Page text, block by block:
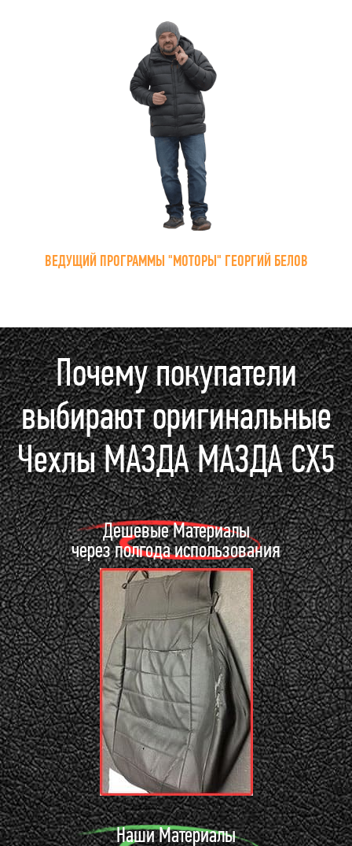
ВЕДУЩИЙ ПРОГРАММЫ "МОТОРЫ" ГЕОРГИЙ БЕЛОВ
Почему покупатели
выбирают оригинальные
Чехлы МАЗДА МАЗДА СХ5
Дешевые Материалы
через полгода использования
Наши Материалы